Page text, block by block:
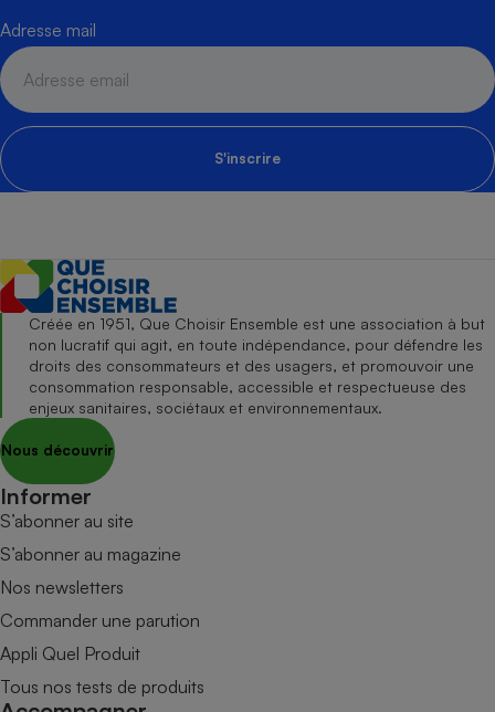
Adresse mail
S'inscrire
Créée en 1951, Que Choisir Ensemble est une association à but
non lucratif qui agit, en toute indépendance, pour défendre les
droits des consommateurs et des usagers, et promouvoir une
consommation responsable, accessible et respectueuse des
enjeux sanitaires, sociétaux et environnementaux.
Nous découvrir
Informer
S’abonner au site
S’abonner au magazine
Nos newsletters
Commander une parution
Appli Quel Produit
Tous nos tests de produits